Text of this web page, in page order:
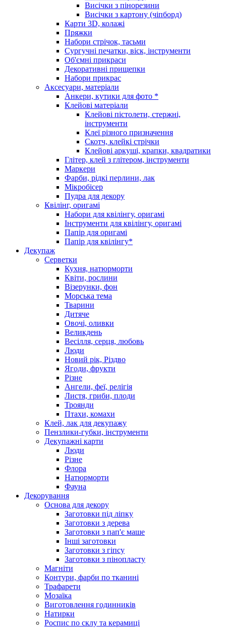
Висічки з пінорезини
Висічки з картону (чіпборд)
Карти 3D, колажі
Пряжки
Набори стрічок, тасьми
Сургучні печатки, віск, інструменти
Об'ємні прикраси
Декоративні прищепки
Набори прикрас
Аксесуари, матеріали
Анкери, кутики для фото *
Клейові матеріали
Клейові пістолети, стержні,
інструменти
Клеї різного призначення
Скотч, клейкі стрічки
Клейові аркуші, крапки, квадратики
Глітер, клей з глітером, інструменти
Маркери
Фарби, рідкі перлини, лак
Мікробісер
Пудра для декору
Квілінг, оригамі
Набори для квілінгу, оригамі
Інструменти для квілінгу, оригамі
Папір для оригамі
Папір для квілінгу*
Декупаж
Серветки
Кухня, натюрморти
Квіти, рослини
Візерунки, фон
Морська тема
Тварини
Дитяче
Овочі, оливки
Великдень
Весілля, серця, любовь
Люди
Новий рік, Різдво
Ягоди, фрукти
Різне
Ангели, феї, релігія
Листя, гриби, плоди
Троянди
Птахи, комахи
Клей, лак для декупажу
Пензлики-губки, інструменти
Декупажні карти
Люди
Різне
Флора
Натюрморти
Фауна
Декорування
Основа для декору
Заготовки під ліпку
Заготовки з дерева
Заготовки з пап'є маше
Інші заготовки
Заготовки з гіпсу
Заготовки з пінопласту
Магніти
Контури, фарби по тканині
Трафарети
Мозаїка
Виготовлення годинників
Натирки
Роспис по склу та керамиці